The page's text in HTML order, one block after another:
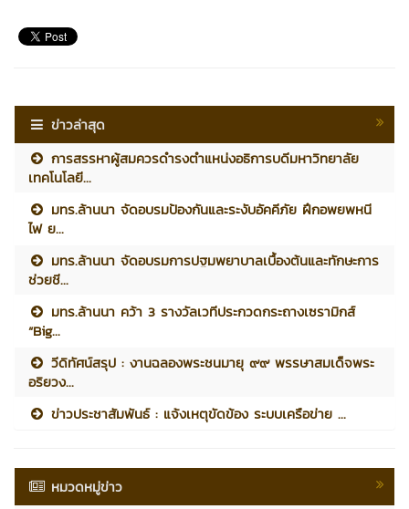
ข่าวล่าสุด
การสรรหาผู้สมควรดำรงตำแหน่งอธิการบดีมหาวิทยาลัย
เทคโนโลยี...
มทร.ล้านนา จัดอบรมป้องกันและระงับอัคคีภัย ฝึกอพยพหนี
ไฟ ย...
มทร.ล้านนา จัดอบรมการปฐมพยาบาลเบื้องต้นและทักษะการ
ช่วยชี...
มทร.ล้านนา คว้า 3 รางวัลเวทีประกวดกระถางเซรามิกส์
“Big...
วีดิทัศน์สรุป : งานฉลองพระชนมายุ ๙๙ พรรษาสมเด็จพระ
อริยวง...
ข่าวประชาสัมพันธ์ : แจ้งเหตุขัดข้อง ระบบเครือข่าย ...
หมวดหมู่ข่าว